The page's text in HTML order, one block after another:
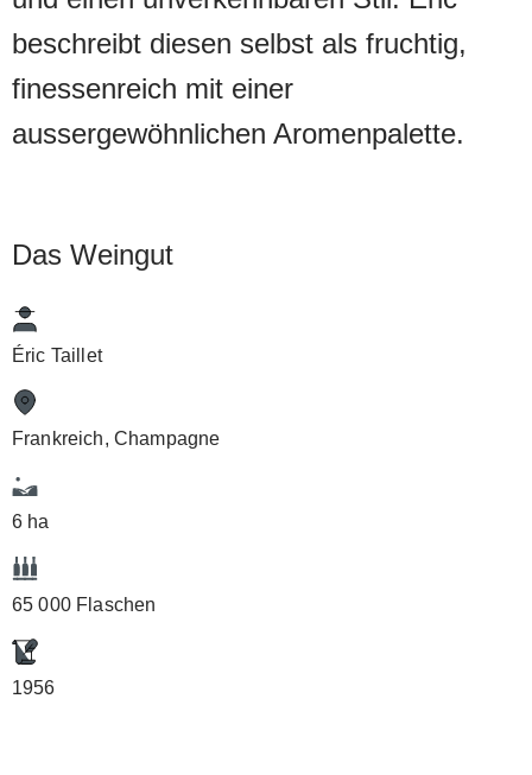
beschreibt diesen selbst als fruchtig,
finessenreich mit einer
aussergewöhnlichen Aromenpalette.
Das Weingut
Éric Taillet
Frankreich, Champagne
6 ha
65 000 Flaschen
1956